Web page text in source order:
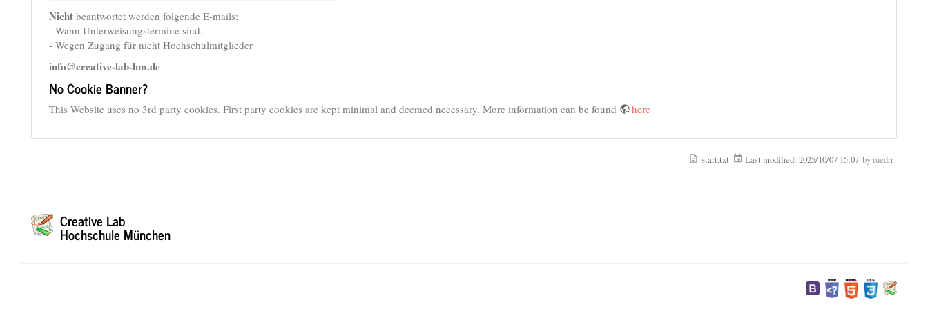
Nicht beantwortet werden folgende E-mails:
- Wann Unterweisungstermine sind.
- Wegen Zugang für nicht Hochschulmitglieder
info@creative-lab-hm.de
No Cookie Banner?
This Website uses no 3rd party cookies. First party cookies are kept minimal and deemed necessary. More information can be found here
start.txt Last modified: 2025/10/07 15:07 byruedrr
Creative Lab
Hochschule München